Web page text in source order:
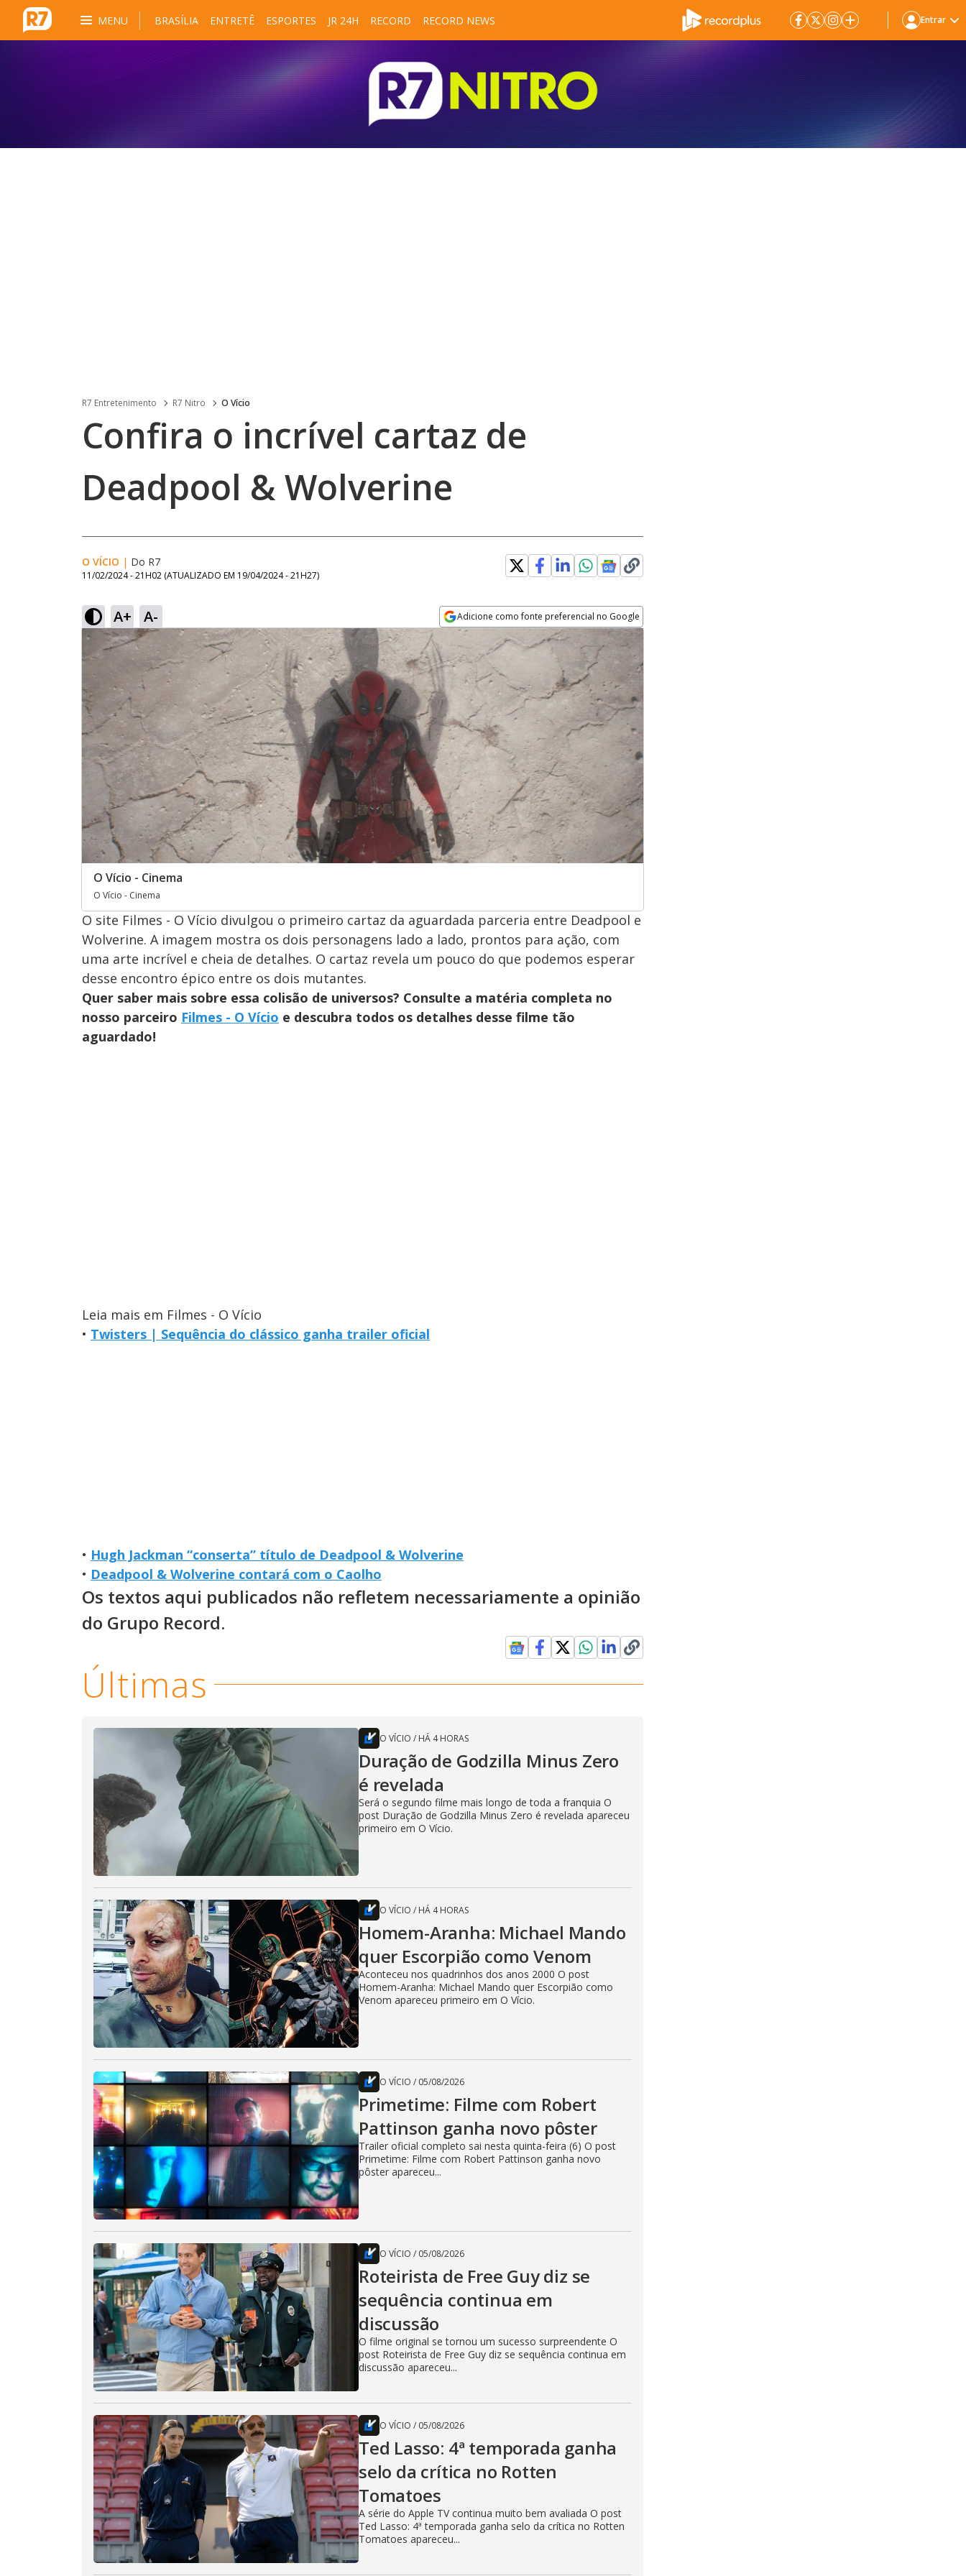
MENU BRASÍLIA ENTRETÊ ESPORTES JR 24H RECORD RECORD NEWS Entrar
R7 Entretenimento R7 Nitro O Vício
Confira o incrível cartaz de
Deadpool & Wolverine
O VÍCIO | Do R7
11/02/2024 - 21H02 (ATUALIZADO EM 19/04/2024 - 21H27)
A+ A- Adicione como fonte preferencial no Google
Opens in new window
O Vício - Cinema
O Vício - Cinema
O site Filmes - O Vício divulgou o primeiro cartaz da aguardada parceria entre Deadpool e
Wolverine. A imagem mostra os dois personagens lado a lado, prontos para ação, com
uma arte incrível e cheia de detalhes. O cartaz revela um pouco do que podemos esperar
desse encontro épico entre os dois mutantes.
Quer saber mais sobre essa colisão de universos? Consulte a matéria completa no
nosso parceiro Filmes - O Vício e descubra todos os detalhes desse filme tão
aguardado!
Leia mais em Filmes - O Vício
• Twisters | Sequência do clássico ganha trailer oficial
• Hugh Jackman “conserta” título de Deadpool & Wolverine
• Deadpool & Wolverine contará com o Caolho
Os textos aqui publicados não refletem necessariamente a opinião
do Grupo Record.
Últimas
O VÍCIO / HÁ 4 HORAS
Duração de Godzilla Minus Zero
é revelada
Será o segundo filme mais longo de toda a franquia O
post Duração de Godzilla Minus Zero é revelada apareceu
primeiro em O Vício.
O VÍCIO / HÁ 4 HORAS
Homem-Aranha: Michael Mando
quer Escorpião como Venom
Aconteceu nos quadrinhos dos anos 2000 O post
Homem-Aranha: Michael Mando quer Escorpião como
Venom apareceu primeiro em O Vício.
O VÍCIO / 05/08/2026
Primetime: Filme com Robert
Pattinson ganha novo pôster
Trailer oficial completo sai nesta quinta-feira (6) O post
Primetime: Filme com Robert Pattinson ganha novo
pôster apareceu...
O VÍCIO / 05/08/2026
Roteirista de Free Guy diz se
sequência continua em
discussão
O filme original se tornou um sucesso surpreendente O
post Roteirista de Free Guy diz se sequência continua em
discussão apareceu...
O VÍCIO / 05/08/2026
Ted Lasso: 4ª temporada ganha
selo da crítica no Rotten
Tomatoes
A série do Apple TV continua muito bem avaliada O post
Ted Lasso: 4ª temporada ganha selo da crítica no Rotten
Tomatoes apareceu...